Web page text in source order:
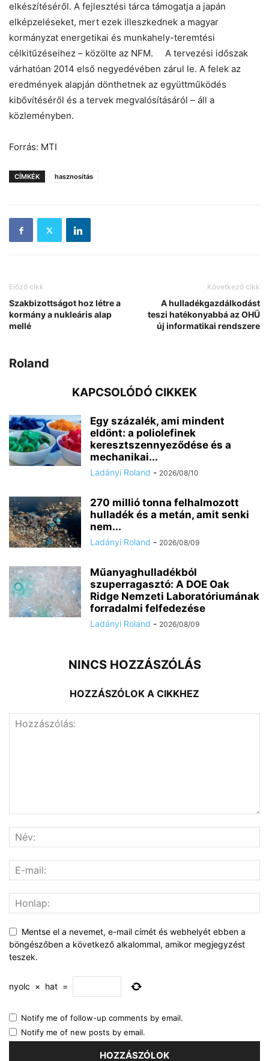
elkészítéséről. A fejlesztési tárca támogatja a japán
elképzeléseket, mert ezek illeszkednek a magyar
kormányzat energetikai és munkahely-teremtési
célkitűzéseihez – közölte az NFM. A tervezési időszak
várhatóan 2014 első negyedévében zárul le. A felek az
eredmények alapján dönthetnek az együttműködés
kibővítéséről és a tervek megvalósításáról – áll a
közleményben.
Forrás: MTI
CÍMKÉK hasznosítás
Előző cikk
Szakbizottságot hoz létre a
kormány a nukleáris alap
mellé
Következő cikk
A hulladékgazdálkodást
teszi hatékonyabbá az OHÜ
új informatikai rendszere
Roland
KAPCSOLÓDÓ CIKKEK
Egy százalék, ami mindent
eldönt: a poliolefinek
keresztszennyeződése és a
mechanikai...
Ladányi Roland - 2026/08/10
270 millió tonna felhalmozott
hulladék és a metán, amit senki
nem...
Ladányi Roland - 2026/08/09
Műanyaghulladékból
szuperragasztó: A DOE Oak
Ridge Nemzeti Laboratóriumának
forradalmi felfedezése
Ladányi Roland - 2026/08/09
NINCS HOZZÁSZÓLÁS
HOZZÁSZÓLOK A CIKKHEZ
Mentse el a nevemet, e-mail címét és webhelyét ebben a
böngészőben a következő alkalommal, amikor megjegyzést
teszek.
nyolc × hat =
Notify me of follow-up comments by email.
Notify me of new posts by email.